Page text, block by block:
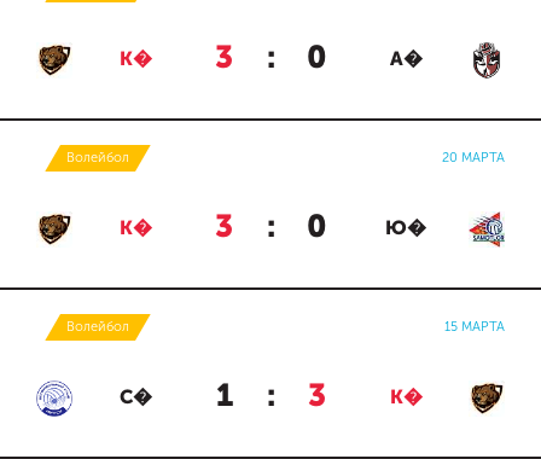
К� 3 : 0 А�
Волейбол 20 МАРТА
К� 3 : 0 Ю�
Волейбол 15 МАРТА
С� 1 : 3 К�